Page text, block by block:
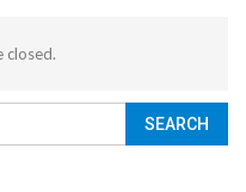
closed.